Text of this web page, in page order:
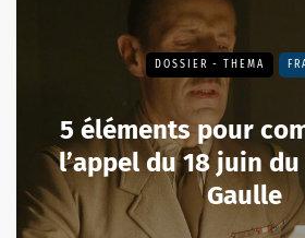
DOSSIER - THEMA
5 éléments pour
l’appel du 18 juin
Gaulle